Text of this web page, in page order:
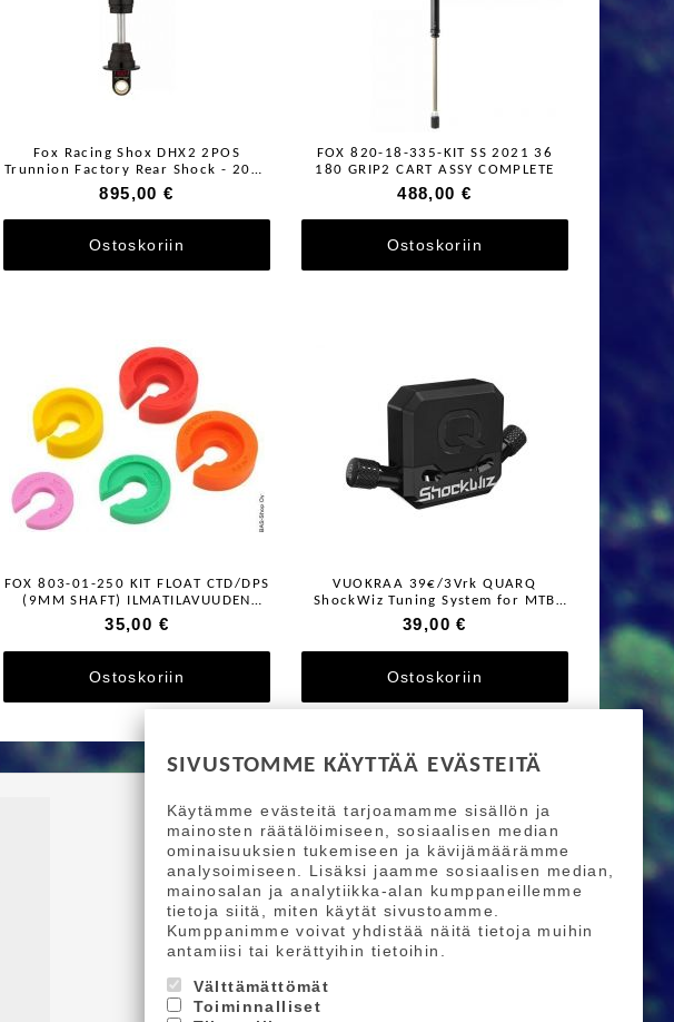
SIVUSTOMME KÄYTTÄÄ EVÄSTEITÄ
Käytämme evästeitä tarjoamamme sisällön ja
mainosten räätälöimiseen, sosiaalisen median
ominaisuuksien tukemiseen ja kävijämäärämme
analysoimiseen. Lisäksi jaamme sosiaalisen median,
mainosalan ja analytiikka-alan kumppaneillemme
tietoja siitä, miten käytät sivustoamme.
Kumppanimme voivat yhdistää näitä tietoja muihin
antamiisi tai kerättyihin tietoihin.
Välttämättömät
Toiminnalliset
Fox Racing Shox DHX2 2POS
Trunnion Factory Rear Shock - 2021
Model
895,00 €
Ostoskoriin
FOX 820-18-335-KIT SS 2021 36
180 GRIP2 CART ASSY COMPLETE
488,00 €
Ostoskoriin
FOX 803-01-250 KIT FLOAT CTD/DPS
(9MM SHAFT) ILMATILAVUUDEN
SÄÄTÖPALASARJA
35,00 €
Ostoskoriin
VUOKRAA 39€/3Vrk QUARQ
ShockWiz Tuning System for MTB
Suspension Systems
39,00 €
Ostoskoriin